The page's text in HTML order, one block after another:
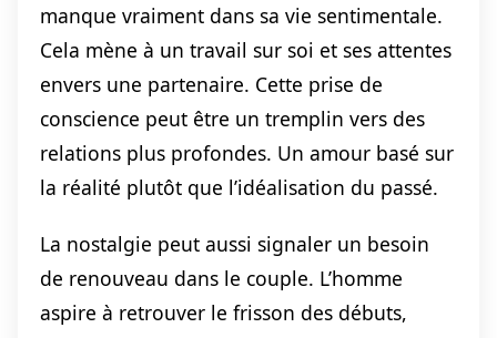
manque vraiment dans sa vie sentimentale.
Cela mène à un travail sur soi et ses attentes
envers une partenaire. Cette prise de
conscience peut être un tremplin vers des
relations plus profondes. Un amour basé sur
la réalité plutôt que l’idéalisation du passé.
La nostalgie peut aussi signaler un besoin
de renouveau dans le couple. L’homme
aspire à retrouver le frisson des débuts,